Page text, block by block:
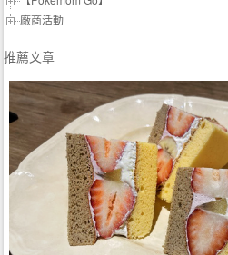
廠商活動
推薦文章